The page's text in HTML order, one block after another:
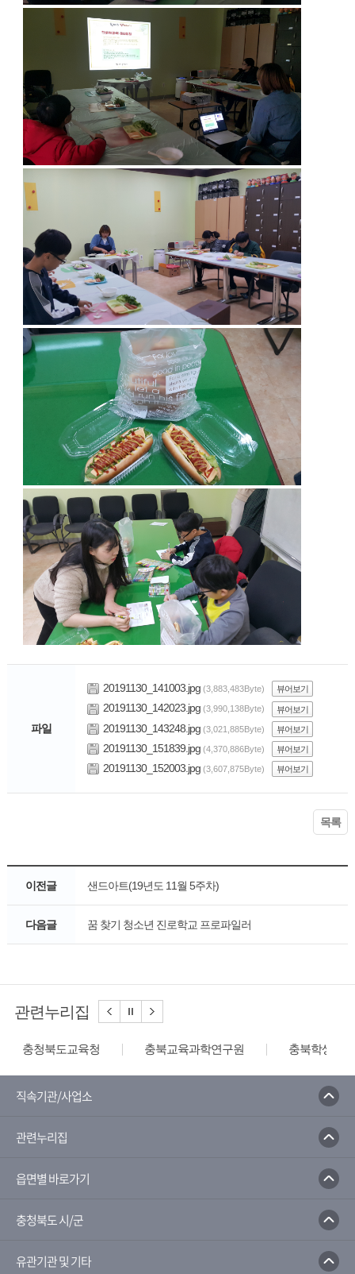
파일
20191130_141003.jpg (3,883,483Byte) 뷰어보기
20191130_142023.jpg (3,990,138Byte) 뷰어보기
20191130_143248.jpg (3,021,885Byte) 뷰어보기
20191130_151839.jpg (4,370,886Byte) 뷰어보기
20191130_152003.jpg (3,607,875Byte) 뷰어보기
목록
이전글 샌드아트(19년도 11월 5주차)
다음글 꿈 찾기 청소년 진로학교 프로파일러
관련누리집
충청북도교육청 충북교육과학연구원 충북학생교
직속기관/사업소
관련누리집
읍면별 바로가기
충청북도 시/군
유관기관 및 기타